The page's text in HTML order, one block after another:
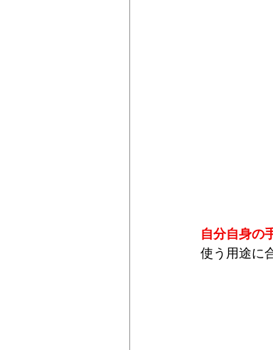
自分自身の
使う用途に